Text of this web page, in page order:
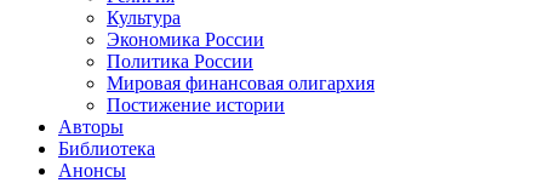
Культура
Экономика России
Политика России
Мировая финансовая олигархия
Постижение истории
Авторы
Библиотека
Анонсы